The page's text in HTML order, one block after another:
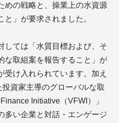
めの戦略と、操業上の水資源
と」が要求されました。
しては「水質目標および、そ
な取組案を報告すること」が
受け入れられています。加え
資家主導のグローバルな取
Initiative（VFWI）」
多い企業と対話・エンゲージ